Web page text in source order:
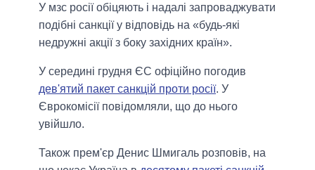
У мзс росії обіцяють і надалі запроваджувати
подібні санкції у відповідь на «будь-які
недружні акції з боку західних країн».
У середині грудня ЄС офіційно погодив
дев'ятий пакет санкцій проти росії. У
Єврокомісії повідомляли, що до нього
увійшло.
Також прем'єр Денис Шмигаль розповів, на